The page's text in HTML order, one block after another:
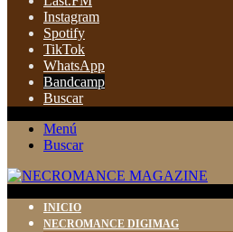
Instagram
Spotify
TikTok
WhatsApp
Bandcamp
Buscar
Menú
Buscar
INICIO
NECROMANCE DIGIMAG